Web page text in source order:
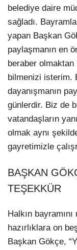
belediye daire
sağladı.
yapan Başkan
paylaşmanın en
beraber
bilmenizi isterim.
dayanışmanın
günlerdir. Biz de
vatandaşların
olmak aynı
gayretimizle
BAŞKAN
TEŞEKKÜR
Halkın
hazırlıklara on
Başkan Gökçe,